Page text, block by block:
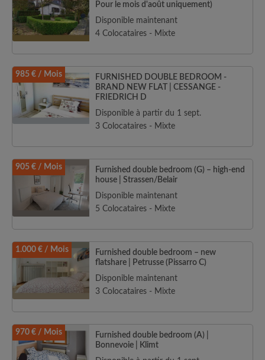
Pour le mois d'août uniquement)
Disponible maintenant
4 Colocataires - Mixte
985 € / Mois
FURNISHED DOUBLE BEDROOM -
BRAND NEW FLAT | CESSANGE -
FRIEDRICH D
Disponible à partir du 1 sept.
3 Colocataires - Mixte
905 € / Mois
Furnished double bedroom (G) – high-end
house | Strassen/Belair
Disponible maintenant
5 Colocataires - Mixte
1.000 € / Mois
Furnished double bedroom – new
flatshare | Petrusse (Pissarro C)
Disponible maintenant
3 Colocataires - Mixte
970 € / Mois
Furnished double bedroom (A) |
Bonnevoie | Klimt